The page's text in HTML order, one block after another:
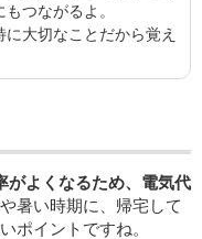
つながるよ。
大切なことだから覚え
がよくなるため、電気代
暑い時期に、帰宅して
ポイントですね。